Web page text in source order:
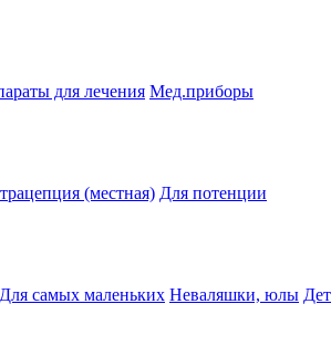
для лечения Мед.приборы
(местная) Для потенции
Для самых маленьких Неваляшки, юлы